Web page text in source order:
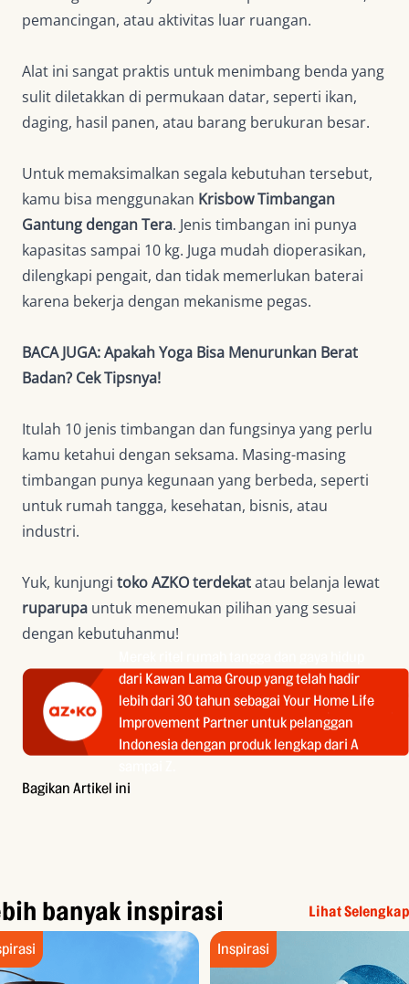
pemancingan, atau aktivitas luar ruangan.
Alat ini sangat praktis untuk menimbang benda yang
sulit diletakkan di permukaan datar, seperti ikan,
daging, hasil panen, atau barang berukuran besar.
Untuk memaksimalkan segala kebutuhan tersebut,
kamu bisa menggunakan Krisbow Timbangan
Gantung dengan Tera. Jenis timbangan ini punya
kapasitas sampai 10 kg. Juga mudah dioperasikan,
dilengkapi pengait, dan tidak memerlukan baterai
karena bekerja dengan mekanisme pegas.
BACA JUGA:Apakah Yoga Bisa Menurunkan Berat
Badan? Cek Tipsnya!
Itulah 10 jenis timbangan dan fungsinya yang perlu
kamu ketahui dengan seksama. Masing-masing
timbangan punya kegunaan yang berbeda, seperti
untuk rumah tangga, kesehatan, bisnis, atau
industri.
Yuk, kunjungi toko AZKO terdekatatau belanja lewat
ruparupa untuk menemukan pilihan yang sesuai
dengan kebutuhanmu!
dari Kawan Lama Group yang telah hadir
lebih dari 30 tahun sebagai Your Home Life
Improvement Partner untuk pelanggan
Indonesia dengan produk lengkap dari A
Bagikan Artikel ini
banyak inspirasi Lihat
Inspirasi